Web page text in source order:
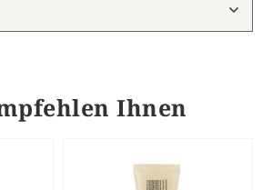
Ihnen